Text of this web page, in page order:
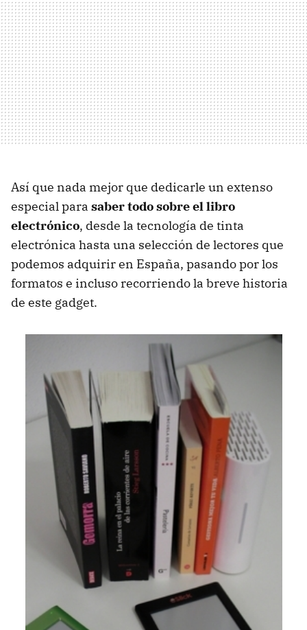
Así que nada mejor que dedicarle un extenso
especial para saber todo sobre el libro
electrónico, desde la tecnología de tinta
electrónica hasta una selección de lectores que
podemos adquirir en España, pasando por los
formatos e incluso recorriendo la breve historia
de este gadget.